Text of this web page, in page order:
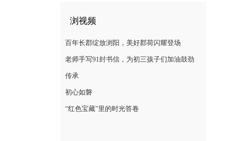
浏视频
百年长郡绽放浏阳，美好郡荷闪耀登场
老师手写91封书信，为初三孩子们加油鼓劲
传承
初心如磐
“红色宝藏”里的时光答卷